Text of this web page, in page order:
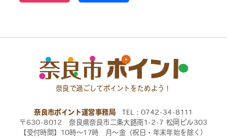
奈良で過ごしてポイントをためよう！
奈良市ポイント運営事務局 TEL：0742-34-8111
〒630-8012 奈良県奈良市二条大路南1-2-7 松岡ビル303
【受付時間】10時〜17時 月〜金（祝日・年末年始を除く）